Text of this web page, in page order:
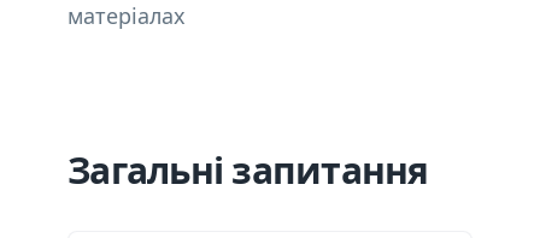
матеріалах
Загальні запитання